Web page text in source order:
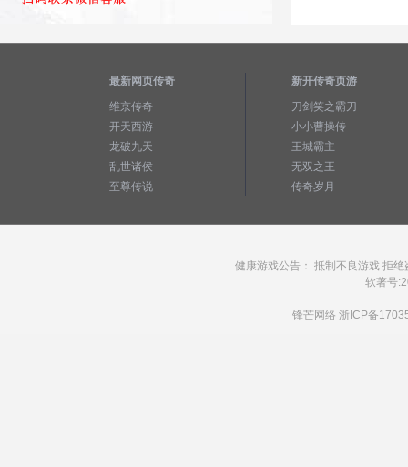
最新网页传奇
维京传奇
开天西游
龙破九天
乱世诸侯
至尊传说
新开传奇页游
刀剑笑之霸刀
小小曹操传
王城霸主
无双之王
传奇岁月
健康游戏公告： 抵制不良游戏 拒
软著号
锋芒网络 浙ICP备